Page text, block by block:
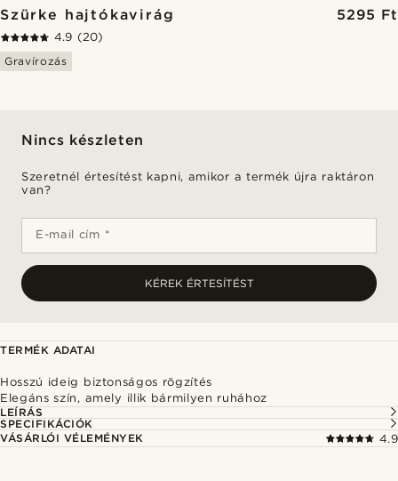
Szürke hajtókavirág 5295 Ft
4.9 (20)
Gravírozás
Nincs készleten
Szeretnél értesítést kapni, amikor a termék újra raktáron
van?
E-mail cím *
KÉREK ÉRTESÍTÉST
TERMÉK ADATAI
Hosszú ideig biztonságos rögzítés
Elegáns szín, amely illik bármilyen ruhához
LEÍRÁS
SPECIFIKÁCIÓK
VÁSÁRLÓI VÉLEMÉNYEK
4.9